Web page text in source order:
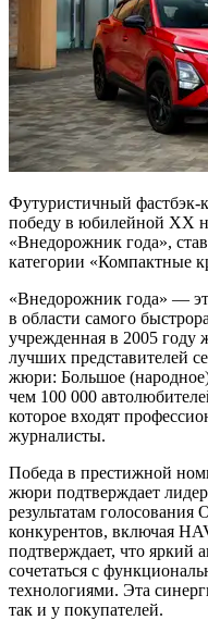
Футуристичный фастбэк-
победу в юбилейной XX
«Внедорожник года»,
категории «Компактные
«Внедорожник года» —
в области самого
учрежденная в 2005
лучших представителей
жюри: Большое
чем 100 000
которое входят
журналисты.
Победа в престижной
жюри подтверждает
результатам
конкурентов, включая
подтверждает, что яркий
сочетаться с
технологиями. Эта
так и у покупателей.